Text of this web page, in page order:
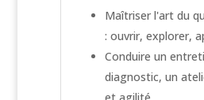
Maîtriser l'art du
: ouvrir, explorer,
Conduire un
diagnostic, un